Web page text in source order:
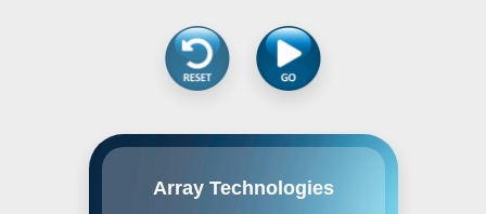
Array Technologies
manufactures ground-mounting